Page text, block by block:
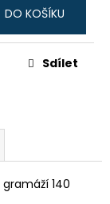
DO KOŠÍKU
Sdílet
140